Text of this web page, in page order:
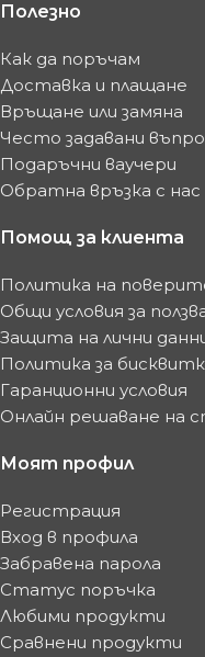
Полезно
Как да поръчам
Доставка и плащане
Връщане или замяна
Често задавани
Подаръчни ваучери
Обратна връзка с нас
Помощ за клиента
Политика на
Общи условия за
Защита на лични
Политика за
Гаранционни условия
Онлайн решаване на
Моят профил
Регистрация
Вход в профила
Забравена парола
Статус поръчка
Любими продукти
Сравнени продукти